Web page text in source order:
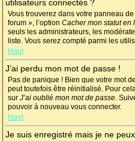
utilisateurs connectés ?
Vous trouverez dans votre panneau
forum », l’option Cacher mon statut en
seuls les administrateurs, les
liste. Vous serez compté parmi les
Haut
J’ai perdu mon mot de passe !
Pas de panique ! Bien que votre mot
peut toutefois être réinitialisé. Pour
sur J’ai oublié mon mot de passe.
pouvoir à nouveau vous connecter.
Haut
Je suis enregistré mais je ne